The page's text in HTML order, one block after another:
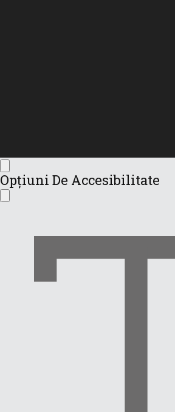
Accesibilitate
Opțiuni De Accesibilitate